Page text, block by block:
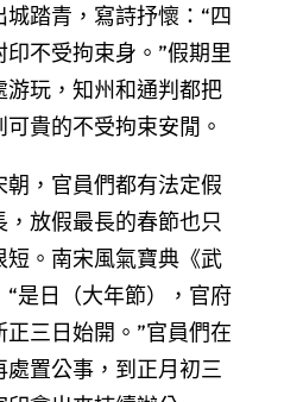
踏青，寫詩抒懷：“四
不受拘束身。”假期里
玩，知州和通判都把
貴的不受拘束安閒。
，官員們都有法定假
放假最長的春節也只
。南宋風氣寶典《武
是日（大年節），官府
三日始開。”官員們在
置公事，到正月初三